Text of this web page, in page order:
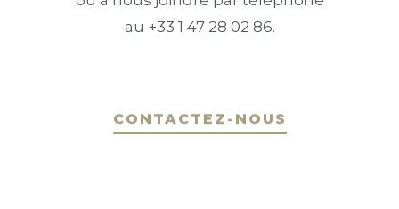
au +33 1 47 28 02 86.
CONTACTEZ-NOUS